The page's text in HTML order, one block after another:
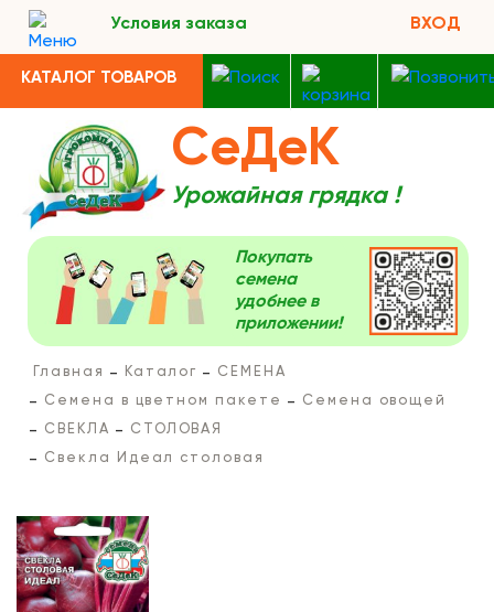
Условия заказа ВХОД
КАТАЛОГ ТОВАРОВ
СеДеК
Урожайная грядка !
Покупать
семена
удобнее в
приложении!
Главная Каталог
СЕМЕНА
Семена в цветном пакете
Семена овощей
СВЕКЛА
СТОЛОВАЯ
Свекла Идеал столовая